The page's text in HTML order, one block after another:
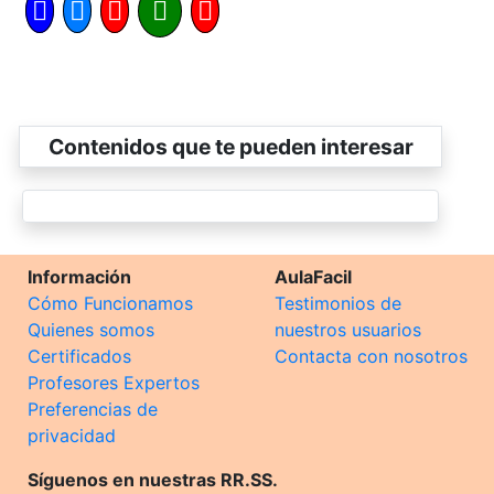
Contenidos que te pueden interesar
Información
Cómo Funcionamos
Quienes somos
Certificados
Profesores Expertos
Preferencias de
privacidad
AulaFacil
Testimonios de
nuestros usuarios
Contacta con nosotros
Síguenos en nuestras RR.SS.